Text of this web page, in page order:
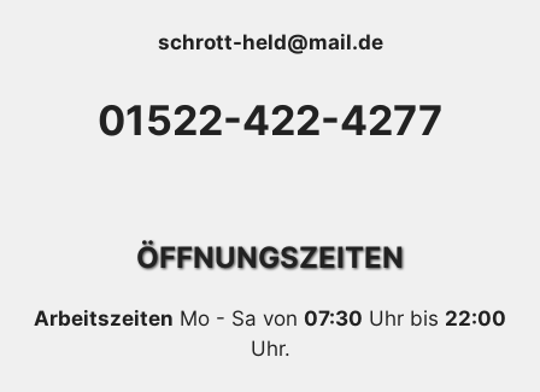
schrott-held@mail.de
01522-422-4277
ÖFFNUNGSZEITEN
Arbeitszeiten Mo - Sa von 07:30 Uhr bis 22:00
Uhr.